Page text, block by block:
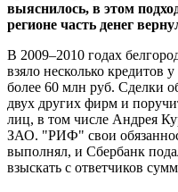
выяснилось, в этом
регионе часть денег
В 2009–2010 годах
взяло несколько кредитов
более 60 млн руб. Сделки
двух других фирм и
лиц, в том числе Андрея
ЗАО. "РИФ" свои
выполнял, и Сбербанк
взыскать с ответчиков